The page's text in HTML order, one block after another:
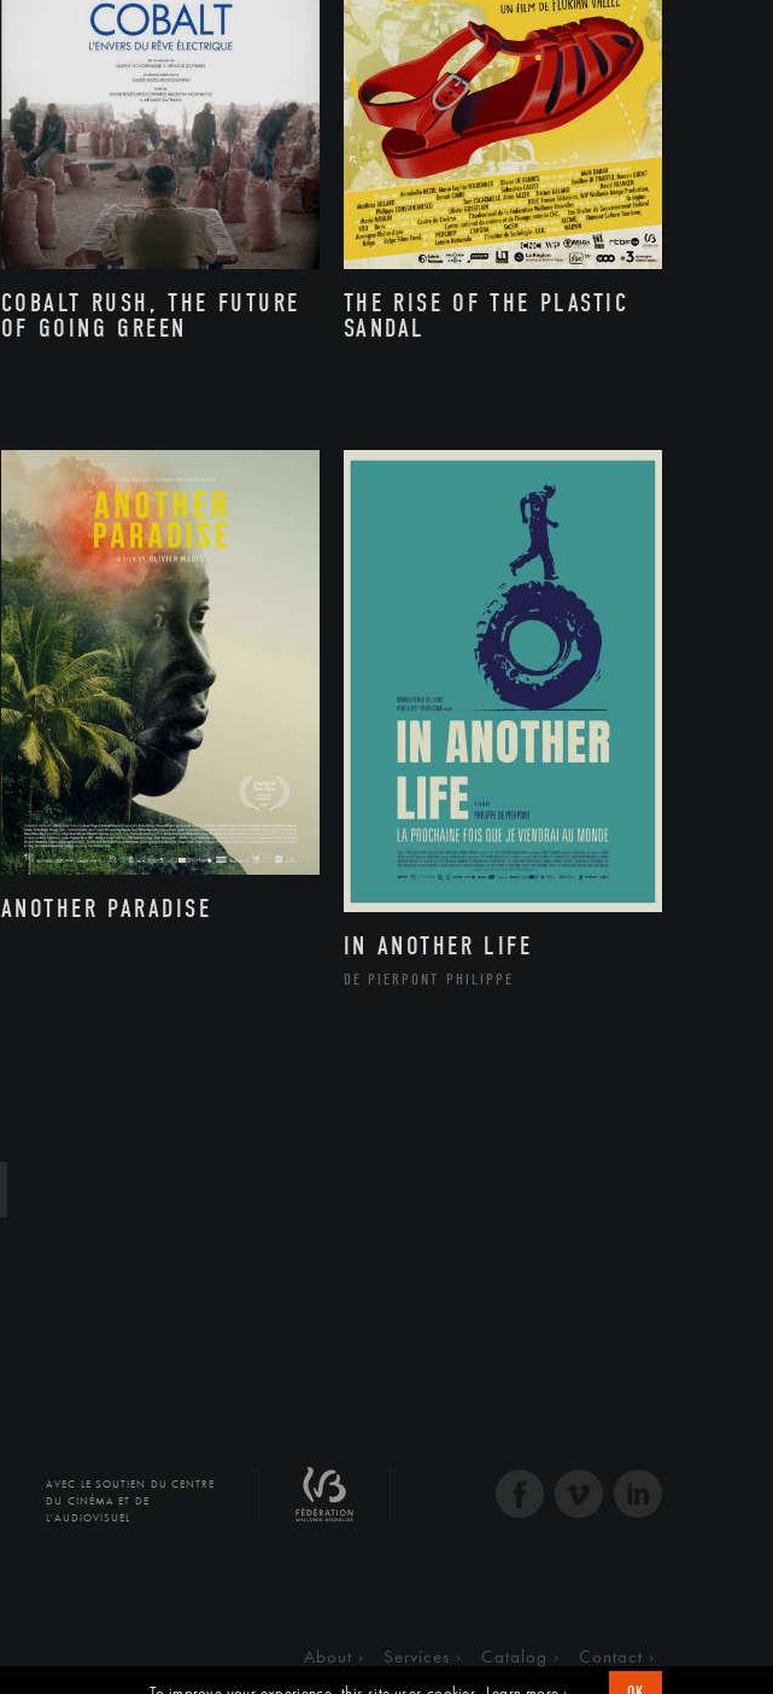
COBALT RUSH, THE FUTURE
OF GOING GREEN
THE RISE OF THE PLASTIC
SANDAL
ANOTHER PARADISE
IN ANOTHER LIFE
DE PIERPONT PHILIPPE
AVEC LE SOUTIEN DU CENTRE
DU CINÉMA ET DE
L'AUDIOVISUEL
About Services Catalog Contact